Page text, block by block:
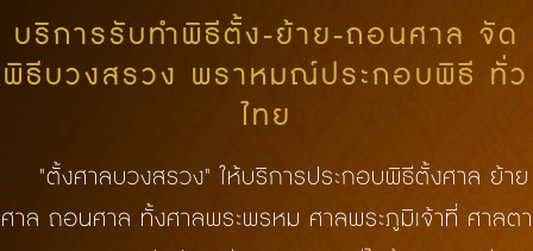
บริการรับทำพิธีตั้ง-ย้าย-ถอนศาล จัด
พิธีบวงสรวง พราหมณ์ประกอบพิธี ทั่ว
ไทย
"ตั้งศาลบวงสรวง" ให้บริการประกอบพิธีตั้งศาล ย้าย
ศาล ถอนศาล ทั้งศาลพระพรหม ศาลพระภูมิเจ้าที่ ศาลตา